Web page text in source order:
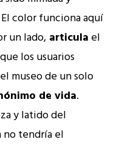
color funciona aquí
un lado, articula el
los usuarios
museo de un solo
de vida.
y latido del
no tendría el